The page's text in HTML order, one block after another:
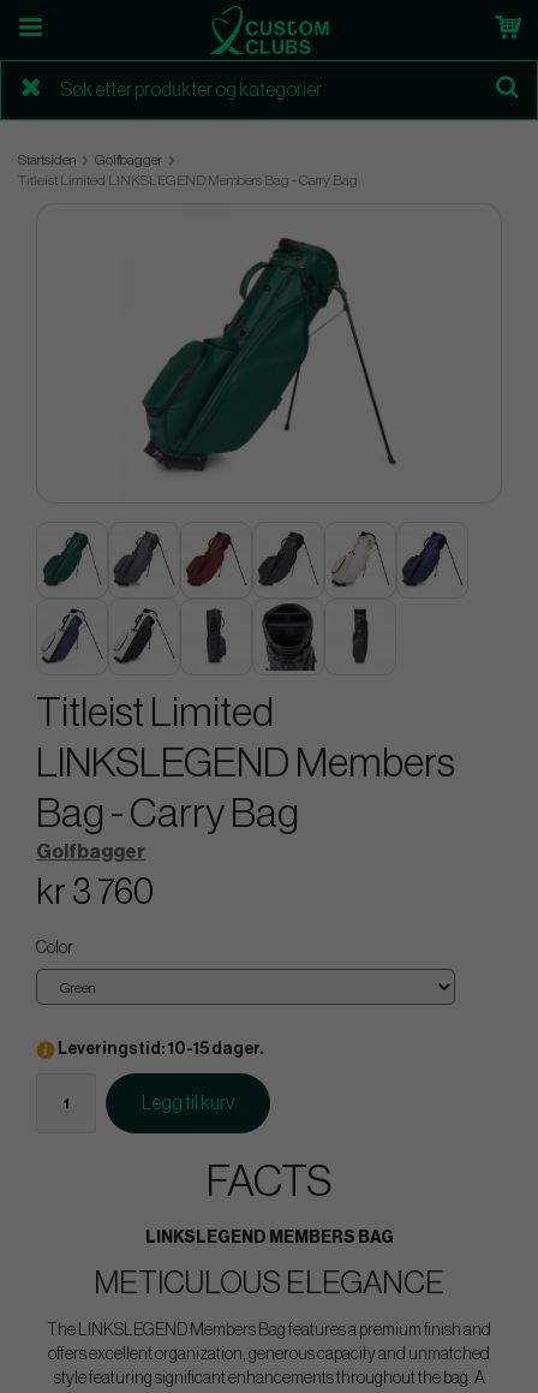
Startsiden
Golfbagger
Titleist Limited LINKSLEGEND Members Bag - Carry Bag
Titleist Limited
LINKSLEGEND Members
Bag - Carry Bag
Golfbagger
kr 3 760
Color
Leveringstid: 10-15 dager.
Legg til kurv
FACTS
LINKSLEGEND MEMBERS BAG
METICULOUS ELEGANCE
The LINKSLEGEND Members Bag features a premium finish and
offers excellent organization, generous capacity and unmatched
style featuring significant enhancements throughout the bag. A